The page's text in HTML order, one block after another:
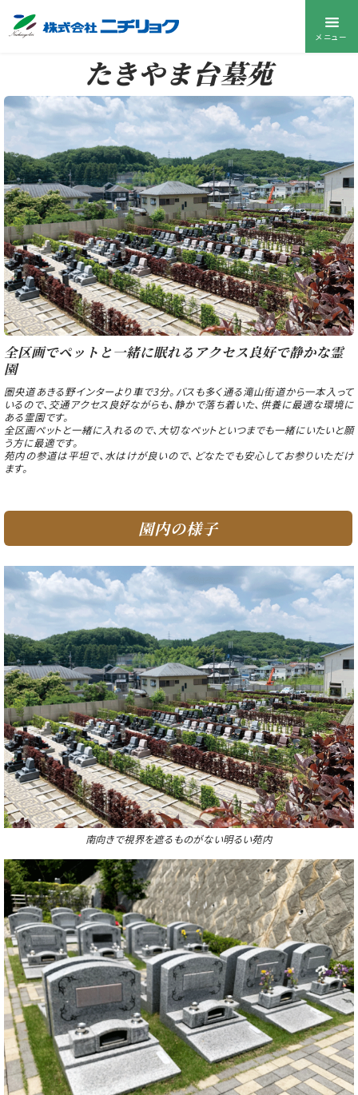
メニュー
たきやま台墓苑
全区画でペットと一緒に眠れるアクセス良好で静かな霊
園
圏央道あきる野インターより車で3分。バスも多く通る滝山街道から一本入って
いるので、交通アクセス良好ながらも、静かで落ち着いた、供養に最適な環境に
ある霊園です。
全区画ペットと一緒に入れるので、大切なペットといつまでも一緒にいたいと願
う方に最適です。
苑内の参道は平坦で、水はけが良いので、どなたでも安心してお参りいただけ
ます。
園内の様子
南向きで視界を遮るものがない明るい苑内